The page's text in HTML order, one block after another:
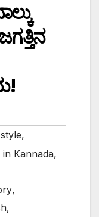
,
Kannada,
,
,